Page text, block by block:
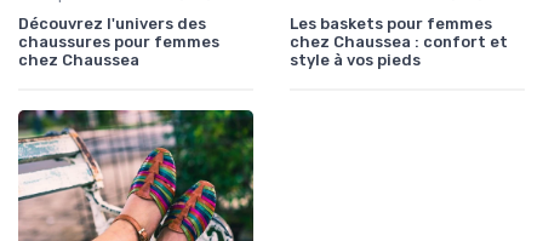
Découvrez l'univers des
chaussures pour femmes
chez Chaussea
Les baskets pour femmes
chez Chaussea : confort et
style à vos pieds